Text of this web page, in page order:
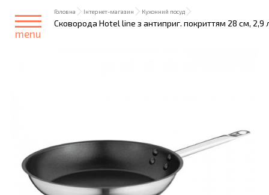
menu
Головна Інтернет-магазин Кухонний посуд
Сковорода Hotel line з антиприг. покриттям 28 см, 2,9